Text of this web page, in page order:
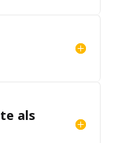
als